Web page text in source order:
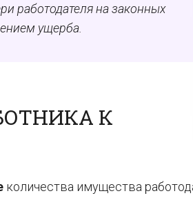
работодателя на законных
ущерба.
К
количества имущества